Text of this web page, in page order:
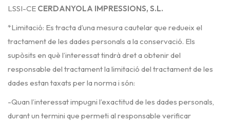
LSSI-CE CERDANYOLA IMPRESSIONS, S.L.
*Limitació: Es tracta d’una mesura cautelar que redueix el
tractament de les dades personals a la conservació. Els
supòsits en què l’interessat tindrà dret a obtenir del
responsable del tractament la limitació del tractament de les
dades estan taxats per la norma i són:
-Quan l’interessat impugni l’exactitud de les dades personals,
durant un termini que permeti al responsable verificar